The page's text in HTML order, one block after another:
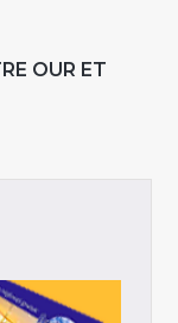
OUR ET